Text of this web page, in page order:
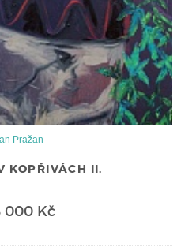
Pražan
KOPŘIVÁCH II.
000 Kč